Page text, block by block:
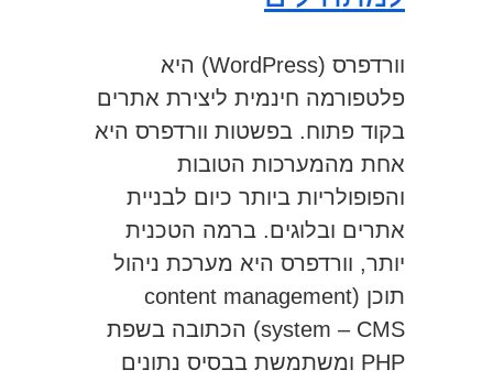
וורדפרס (WordPress) היא
פלטפורמה חינמית ליצירת אתרים
בקוד פתוח. בפשטות וורדפרס היא
אחת מהמערכות הטובות
והפופולריות ביותר כיום לבניית
אתרים ובלוגים. ברמה הטכנית
יותר, וורדפרס היא מערכת ניהול
תוכן (content management
system – CMS) הכתובה בשפת
PHP ומשתמשת בבסיס נתונים